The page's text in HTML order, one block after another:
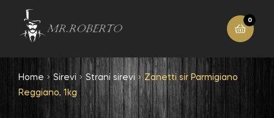
0
Home Sirevi Strani sirevi
Zanetti sir Parmigiano
Reggiano, 1kg